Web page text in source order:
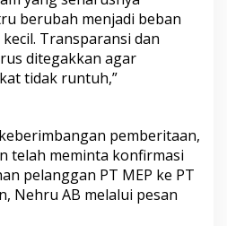
berubah menjadi beban
Transparansi dan
ditegakkan agar
tidak runtuh,”
pemberitaan,
telah meminta konfirmasi
pelanggan PT MEP ke PT
Nehru AB melalui pesan